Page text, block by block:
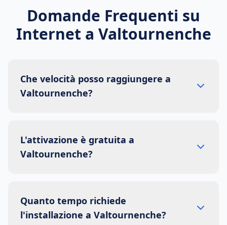
Domande Frequenti su
Internet a Valtournenche
Che velocità posso raggiungere a
Valtournenche?
L'attivazione è gratuita a
Valtournenche?
Quanto tempo richiede
l'installazione a Valtournenche?